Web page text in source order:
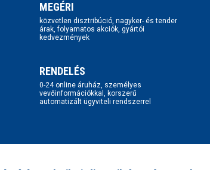
MEGÉRI
közvetlen disztribúció, nagyker- és tender
árak, folyamatos akciók, gyártói
kedvezmények
RENDELÉS
0-24 online áruház, személyes
vevőinformációkkal, korszerű
automatizált ügyviteli rendszerrel